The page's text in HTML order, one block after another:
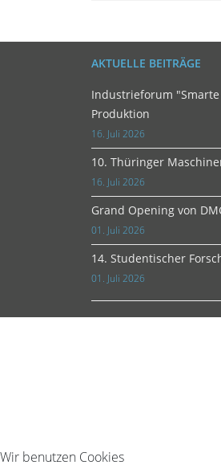
AKTUELLE BEITRÄGE
Industrieforum
Produktion
16. Juli 2026
10. Thüringer
16. Juli 2026
Grand Opening von
01. Juli 2026
14. Studentischer
01. Juli 2026
Wir benutzen Cookies